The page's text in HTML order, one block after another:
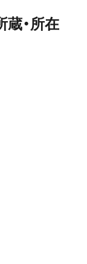
蔵・所在